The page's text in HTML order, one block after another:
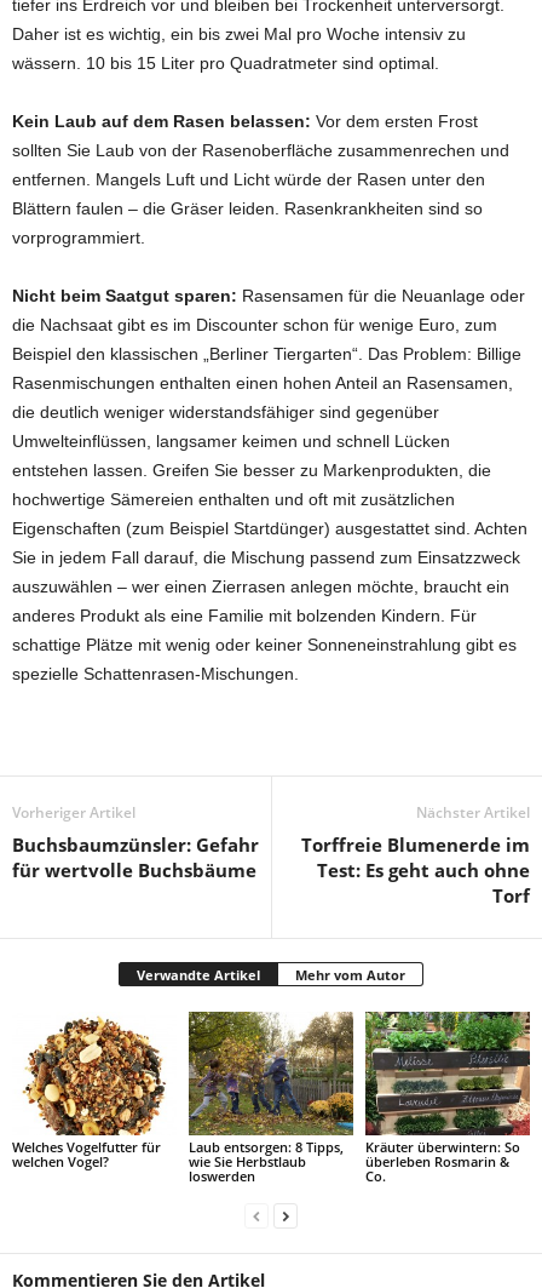
tiefer ins Erdreich vor und bleiben bei Trockenheit unterversorgt.
Daher ist es wichtig, ein bis zwei Mal pro Woche intensiv zu
wässern. 10 bis 15 Liter pro Quadratmeter sind optimal.
Kein Laub auf dem Rasen belassen: Vor dem ersten Frost
sollten Sie Laub von der Rasenoberfläche zusammenrechen und
entfernen. Mangels Luft und Licht würde der Rasen unter den
Blättern faulen – die Gräser leiden. Rasenkrankheiten sind so
vorprogrammiert.
Nicht beim Saatgut sparen: Rasensamen für die Neuanlage oder
die Nachsaat gibt es im Discounter schon für wenige Euro, zum
Beispiel den klassischen „Berliner Tiergarten“. Das Problem: Billige
Rasenmischungen enthalten einen hohen Anteil an Rasensamen,
die deutlich weniger widerstandsfähiger sind gegenüber
Umwelteinflüssen, langsamer keimen und schnell Lücken
entstehen lassen. Greifen Sie besser zu Markenprodukten, die
hochwertige Sämereien enthalten und oft mit zusätzlichen
Eigenschaften (zum Beispiel Startdünger) ausgestattet sind. Achten
Sie in jedem Fall darauf, die Mischung passend zum Einsatzzweck
auszuwählen – wer einen Zierrasen anlegen möchte, braucht ein
anderes Produkt als eine Familie mit bolzenden Kindern. Für
schattige Plätze mit wenig oder keiner Sonneneinstrahlung gibt es
spezielle Schattenrasen-Mischungen.
Vorheriger Artikel
Buchsbaumzünsler: Gefahr
für wertvolle Buchsbäume
Nächster Artikel
Torffreie Blumenerde im
Test: Es geht auch ohne
Torf
Verwandte Artikel Mehr vom Autor
Welches Vogelfutter für
welchen Vogel?
Laub entsorgen: 8 Tipps,
wie Sie Herbstlaub
loswerden
Kräuter überwintern: So
überleben Rosmarin &
Co.
Kommentieren Sie den Artikel